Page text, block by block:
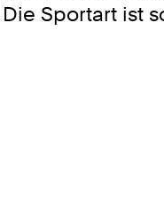
Sportart ist